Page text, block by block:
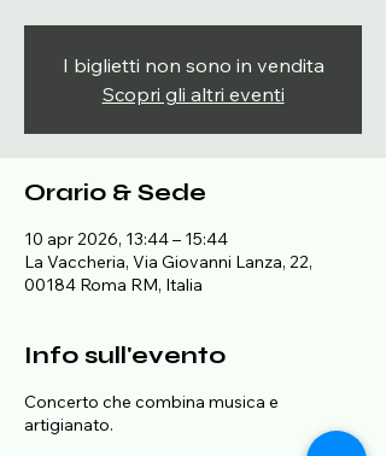
I biglietti non sono in vendita
Scopri gli altri eventi
Orario & Sede
10 apr 2026, 13:44 – 15:44
La Vaccheria, Via Giovanni Lanza, 22,
00184 Roma RM, Italia
Info sull'evento
Concerto che combina musica e
artigianato.